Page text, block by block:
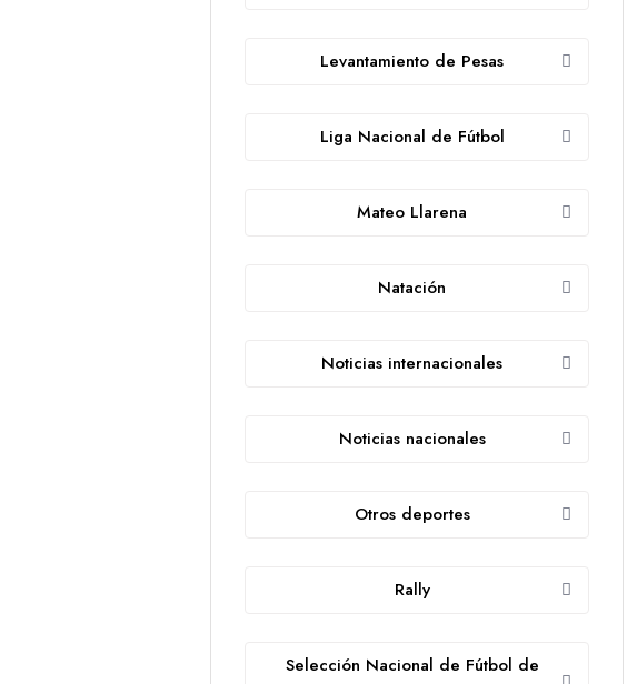
Levantamiento de Pesas
Liga Nacional de Fútbol
Mateo Llarena
Natación
Noticias internacionales
Noticias nacionales
Otros deportes
Rally
Selección Nacional de Fútbol de